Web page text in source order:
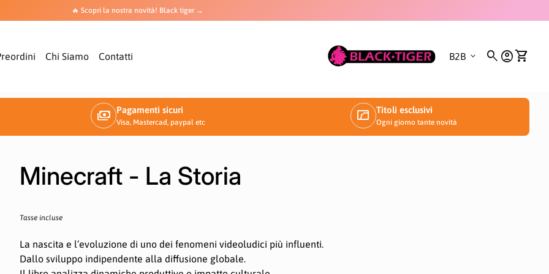
🔥 Scopri la nostra novità! Black tiger →
Chi Siamo Contatti Casa B2B expand_more search Conto
account_circleshopping_cart
payments Pagamenti sicuri
Visa, Mastercad, paypal etc manga Titoli esclusivi
Ogni giorno tante novità
Minecraft - La Storia
Tasse incluse
La nascita e l’evoluzione di uno dei fenomeni videoludici più influenti.
Dallo sviluppo indipendente alla diffusione globale.